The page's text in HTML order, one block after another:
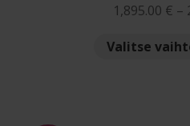
1,895.00 € –
Valitse